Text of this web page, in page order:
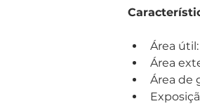
Área útil:
Área
Área de